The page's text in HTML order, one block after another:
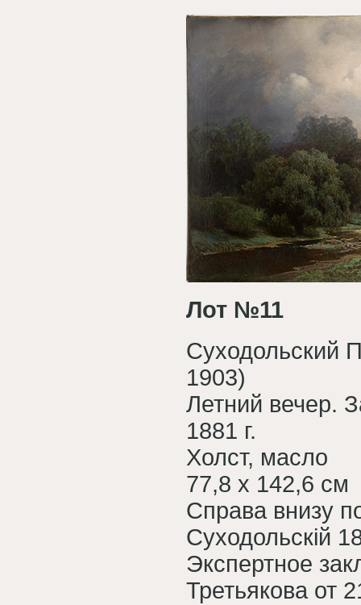
Лот №11
Суходольский
1903)
Летний вечер.
1881 г.
Холст, масло
77,8 х 142,6 см
Справа внизу
Суходольскiй
Экспертное
Третьякова от